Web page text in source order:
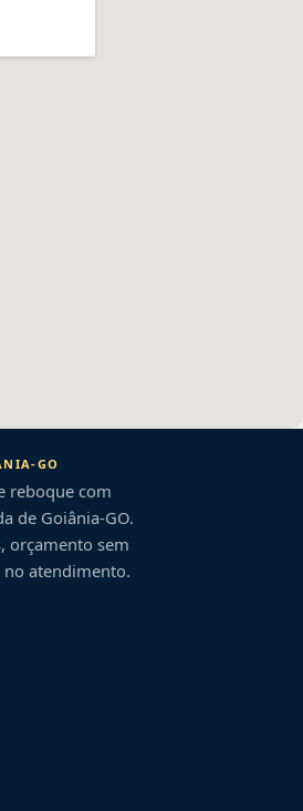
-GO
reboque com
de Goiânia-GO.
orçamento sem
atendimento.